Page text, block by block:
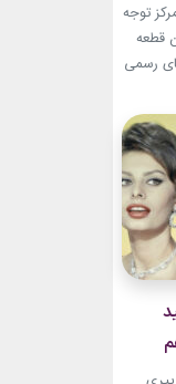
توجه
قطعه
رسمی
به
هم